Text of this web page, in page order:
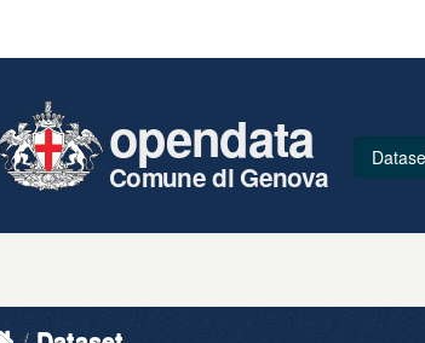
opendata
Comune di Genova